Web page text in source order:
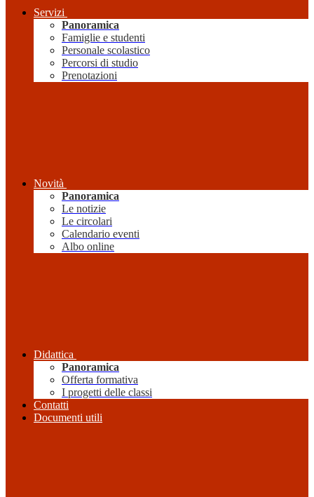
Servizi
Panoramica
Famiglie e studenti
Personale scolastico
Percorsi di studio
Prenotazioni
Novità
Panoramica
Le notizie
Le circolari
Calendario eventi
Albo online
Didattica
Panoramica
Offerta formativa
I progetti delle classi
Contatti
Documenti utili